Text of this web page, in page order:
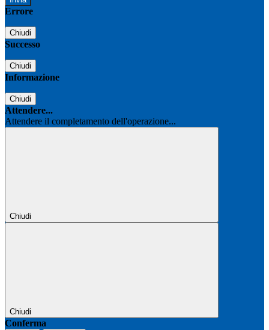
Errore
Chiudi
Successo
Chiudi
Informazione
Chiudi
Attendere...
Attendere il completamento dell'operazione...
Chiudi
Chiudi
Conferma